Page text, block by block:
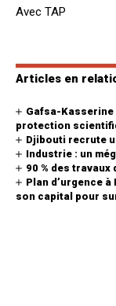
Avec TAP
Articles en
Gafsa-Kasserine
protection
Djibouti recrute
Industrie : un
90 % des
Plan d’urgence
son capital pour